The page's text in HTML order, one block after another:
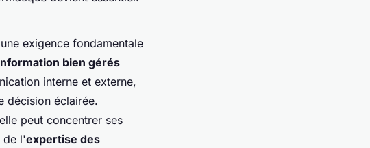
exigence fondamentale
bien gérés
interne et externe,
décision éclairée.
peut concentrer ses
de l'expertise des